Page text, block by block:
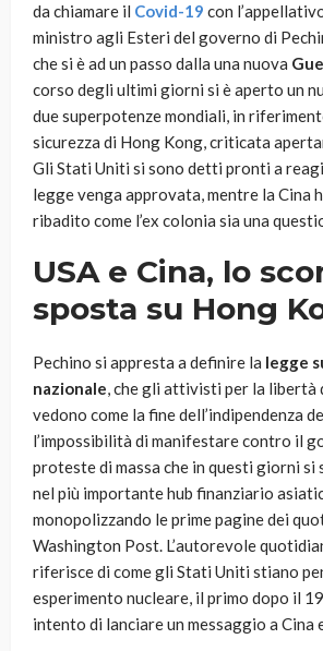
da chiamare il Covid-19 con
ministro agli Esteri del governo di
che si è ad un passo dalla una nuova
corso degli ultimi giorni si è aperto un
due superpotenze mondiali, in
sicurezza di Hong Kong, criticata
Gli Stati Uniti si sono detti pronti a
legge venga approvata, mentre la Cina
ribadito come l’ex colonia sia una
USA e Cina, lo
sposta su Hong
Pechino si appresta a definire la legge
nazionale, che gli attivisti per la libertà
vedono come la fine dell’indipendenza
l’impossibilità di manifestare contro il
proteste di massa che in questi giorni si
nel più importante hub finanziario
monopolizzando le prime pagine dei
Washington Post. L’autorevole
riferisce di come gli Stati Uniti stiano
esperimento nucleare, il primo dopo il
intento di lanciare un messaggio a Cina